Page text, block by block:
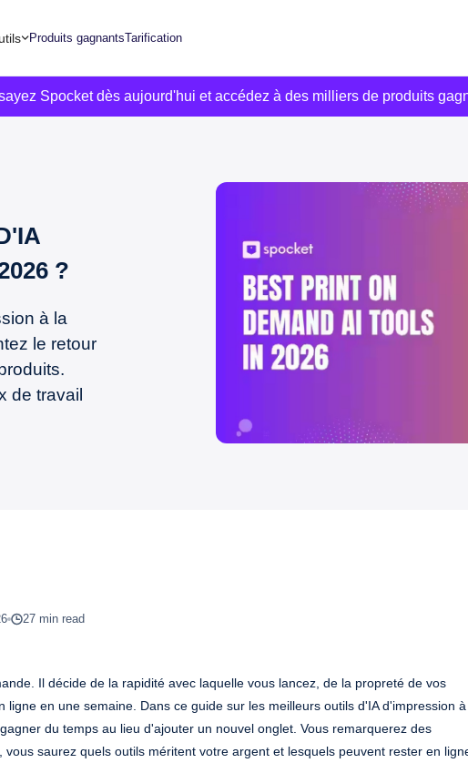
Produits gagnantsTarification
Spocket dès aujourd'hui et accédez à des milliers de produits
?
à la
le retour
de travail
27 min read
Il décide de la rapidité avec laquelle vous lancez, de la propreté de vos
en une semaine. Dans ce guide sur les meilleurs outils d'IA d'impression à
du temps au lieu d'ajouter un nouvel onglet. Vous remarquerez des
saurez quels outils méritent votre argent et lesquels peuvent rester en